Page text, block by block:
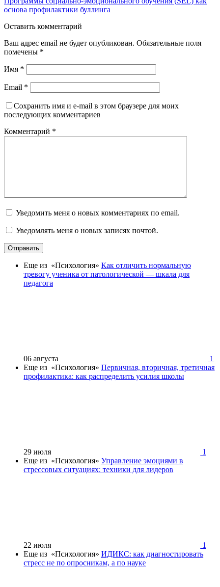
основа профилактики буллинга
Оставить комментарий
Ваш адрес email не будет опубликован. Обязательные поля
помечены *
Имя *
Email *
Сохранить имя и e-mail в этом браузере для моих
последующих комментариев
Комментарий *
Уведомить меня о новых комментариях по email.
Уведомлять меня о новых записях почтой.
Отправить
Еще из «Психология» Как отличить нормальную
тревогу ученика от патологической — шкала для
педагога
06 августа
1
Еще из «Психология» Первичная, вторичная, третичная
профилактика: как распределить усилия школы
29 июля
1
Еще из «Психология» Управление эмоциями в
стрессовых ситуациях: техники для лидеров
22 июля
1
Еще из «Психология» ИДИКС: как диагностировать
стресс не по опросникам, а по науке